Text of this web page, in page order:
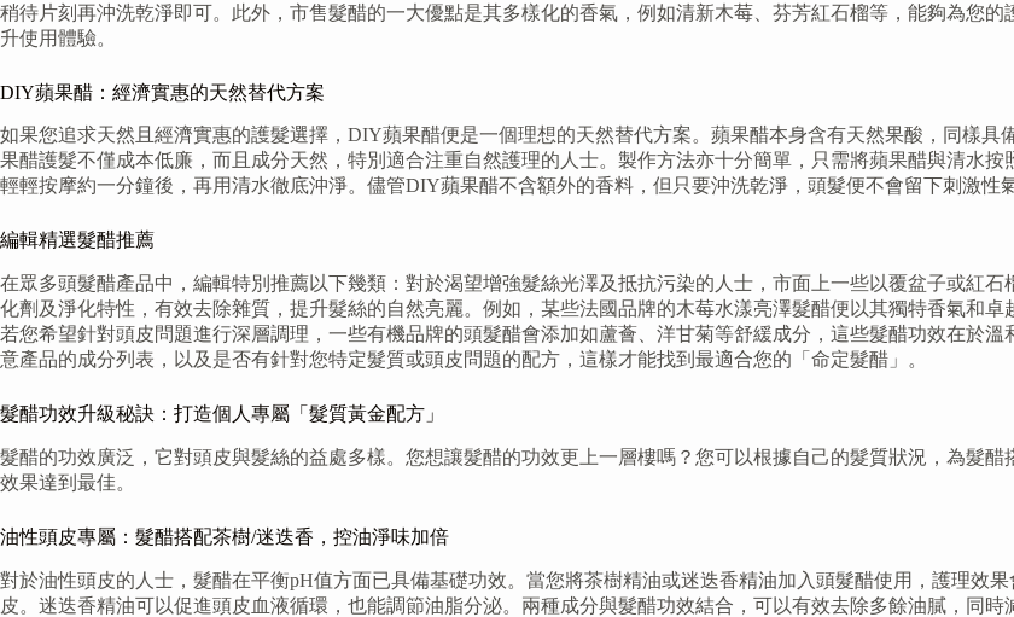
稍待片刻再沖洗乾淨即可。此外，市售髮醋的一大優點是其多樣化的香氣，例如清新木莓、芬芳紅石榴等，能夠為您
升使用體驗。
DIY蘋果醋：經濟實惠的天然替代方案
如果您追求天然且經濟實惠的護髮選擇，DIY蘋果醋便是一個理想的天然替代方案。蘋果醋本身含有天然果酸，同樣
果醋護髮不僅成本低廉，而且成分天然，特別適合注重自然護理的人士。製作方法亦十分簡單，只需將蘋果醋與清水
輕輕按摩約一分鐘後，再用清水徹底沖淨。儘管DIY蘋果醋不含額外的香料，但只要沖洗乾淨，頭髮便不會留下刺激性
編輯精選髮醋推薦
在眾多頭髮醋產品中，編輯特別推薦以下幾類：對於渴望增強髮絲光澤及抵抗污染的人士，市面上一些以覆盆子或紅
化劑及淨化特性，有效去除雜質，提升髮絲的自然亮麗。例如，某些法國品牌的木莓水漾亮澤髮醋便以其獨特香氣和
若您希望針對頭皮問題進行深層調理，一些有機品牌的頭髮醋會添加如蘆薈、洋甘菊等舒緩成分，這些髮醋功效在於
意產品的成分列表，以及是否有針對您特定髮質或頭皮問題的配方，這樣才能找到最適合您的「命定髮醋」。
髮醋功效升級秘訣：打造個人專屬「髮質黃金配方」
髮醋的功效廣泛，它對頭皮與髮絲的益處多樣。您想讓髮醋的功效更上一層樓嗎？您可以根據自己的髮質狀況，為髮
效果達到最佳。
油性頭皮專屬：髮醋搭配茶樹/迷迭香，控油淨味加倍
對於油性頭皮的人士，髮醋在平衡pH值方面已具備基礎功效。當您將茶樹精油或迷迭香精油加入頭髮醋使用，護理效
皮。迷迭香精油可以促進頭皮血液循環，也能調節油脂分泌。兩種成分與髮醋功效結合，可以有效去除多餘油膩，同時